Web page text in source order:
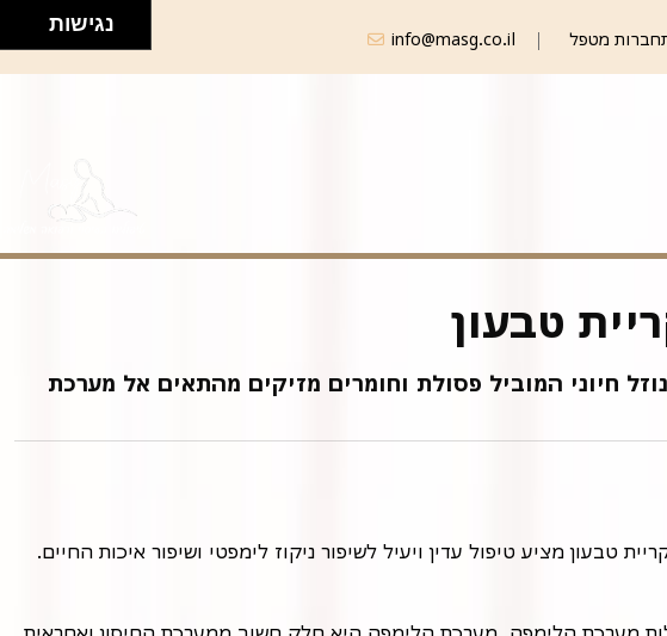
info@masg.co.il מטפל
טבעון
חיוני המוביל פסולת וחומרים מזיקים מהתאים אל מערכת
טבעון מציע טיפול עדין ויעיל לשיפור ניקוז לימפטי ושיפור איכות החיים.
נגישות